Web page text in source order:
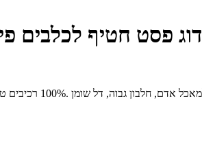
דוג פסט חטיף לכלבים